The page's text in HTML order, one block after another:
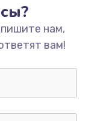
нам,
вам!